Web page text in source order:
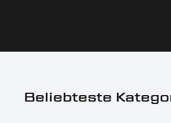
Beliebteste